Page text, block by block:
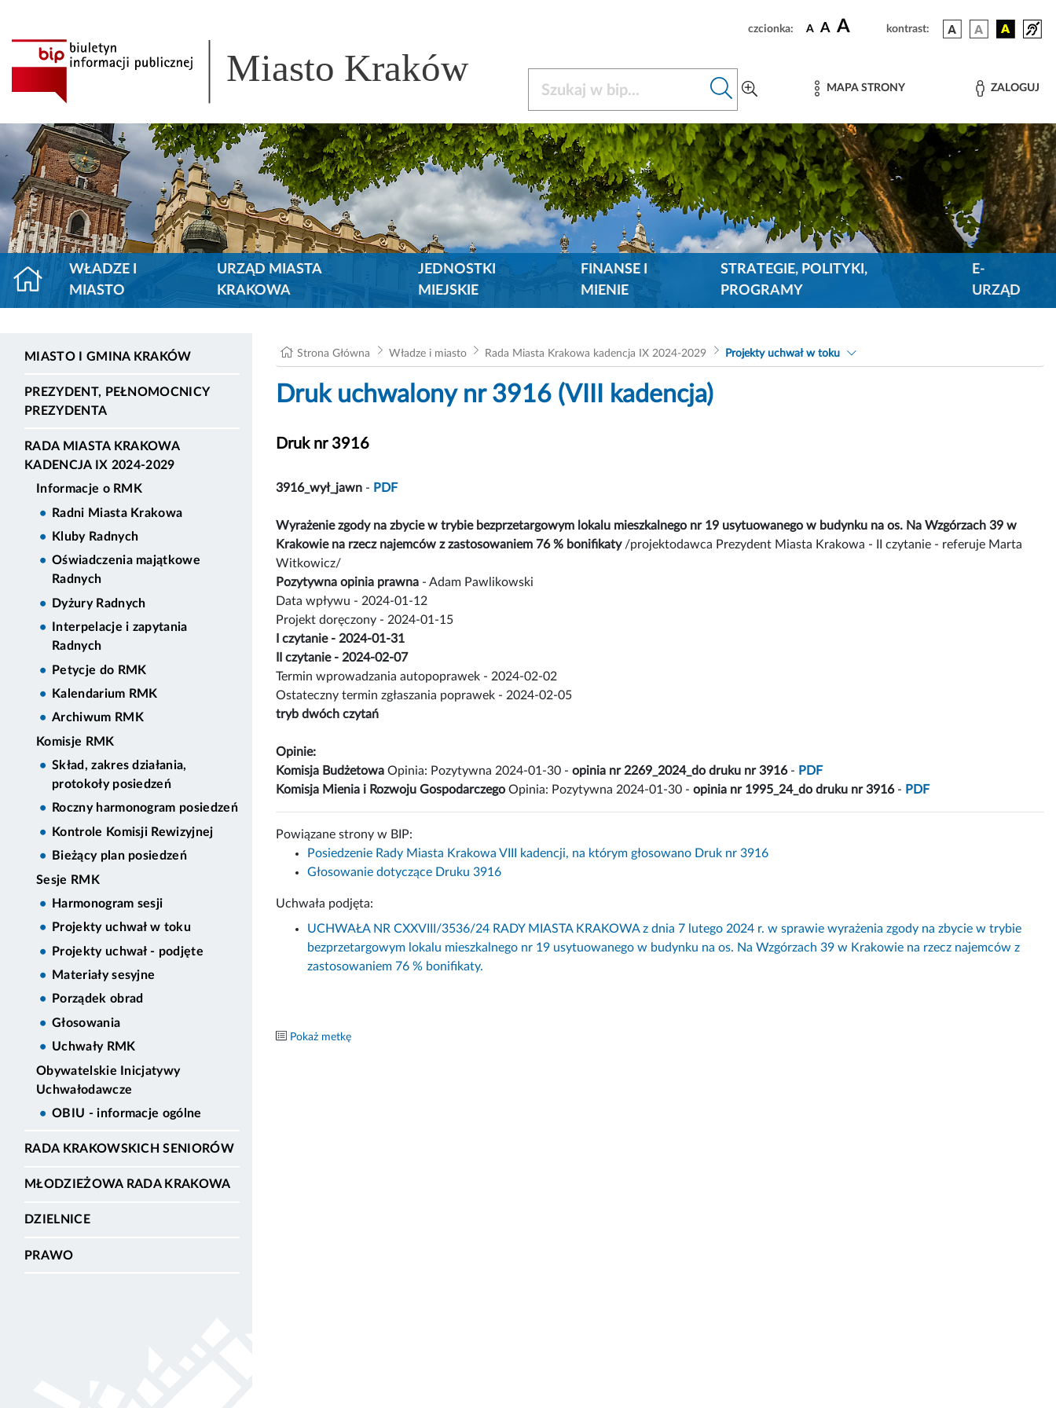
czcionka: A A A kontrast:
Miasto Kraków MAPA STRONY ZALOGUJ
WŁADZE I
MIASTO
URZĄD MIASTA
KRAKOWA
JEDNOSTKI
MIEJSKIE
FINANSE I
MIENIE
STRATEGIE, POLITYKI,
PROGRAMY
E-
URZĄD
MIASTO I GMINA KRAKÓW
PREZYDENT, PEŁNOMOCNICY
PREZYDENTA
RADA MIASTA KRAKOWA
KADENCJA IX 2024-2029
Informacje o RMK
Radni Miasta Krakowa
Kluby Radnych
Oświadczenia majątkowe
Radnych
Dyżury Radnych
Interpelacje i zapytania
Radnych
Petycje do RMK
Kalendarium RMK
Archiwum RMK
Komisje RMK
Skład, zakres działania,
protokoły posiedzeń
Roczny harmonogram posiedzeń
Kontrole Komisji Rewizyjnej
Bieżący plan posiedzeń
Sesje RMK
Harmonogram sesji
Projekty uchwał w toku
Projekty uchwał - podjęte
Materiały sesyjne
Porządek obrad
Głosowania
Uchwały RMK
Obywatelskie Inicjatywy
Uchwałodawcze
OBIU - informacje ogólne
RADA KRAKOWSKICH SENIORÓW
MŁODZIEŻOWA RADA KRAKOWA
DZIELNICE
PRAWO
Strona Główna Władze i miasto Rada Miasta Krakowa kadencja IX 2024-2029 Projekty uchwał w toku
Druk uchwalony nr 3916 (VIII kadencja)
Druk nr 3916
3916_wył_jawn - PDF
Wyrażenie zgody na zbycie w trybie bezprzetargowym lokalu mieszkalnego nr 19 usytuowanego w budynku na os. Na Wzgórzach 39 w
Krakowie na rzecz najemców z zastosowaniem 76 % bonifikaty /projektodawca Prezydent Miasta Krakowa - II czytanie - referuje Marta
Witkowicz/
Pozytywna opinia prawna - Adam Pawlikowski
Data wpływu - 2024-01-12
Projekt doręczony - 2024-01-15
I czytanie - 2024-01-31
II czytanie - 2024-02-07
Termin wprowadzania autopoprawek - 2024-02-02
Ostateczny termin zgłaszania poprawek - 2024-02-05
tryb dwóch czytań
Opinie:
Komisja Budżetowa Opinia: Pozytywna 2024-01-30 - opinia nr 2269_2024_do druku nr 3916- PDF
Komisja Mienia i Rozwoju Gospodarczego Opinia: Pozytywna 2024-01-30 - opinia nr 1995_24_do druku nr 3916- PDF
Powiązane strony w BIP:
Posiedzenie Rady Miasta Krakowa VIII kadencji, na którym głosowano Druk nr 3916
Głosowanie dotyczące Druku 3916
Uchwała podjęta:
UCHWAŁA NR CXXVIII/3536/24 RADY MIASTA KRAKOWA z dnia 7 lutego 2024 r. w sprawie wyrażenia zgody na zbycie w trybie
bezprzetargowym lokalu mieszkalnego nr 19 usytuowanego w budynku na os. Na Wzgórzach 39 w Krakowie na rzecz najemców z
zastosowaniem 76 % bonifikaty.
Pokaż metkę